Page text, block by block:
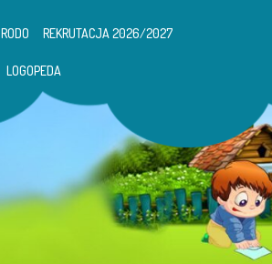
RODO REKRUTACJA 2026/2027
LOGOPEDA